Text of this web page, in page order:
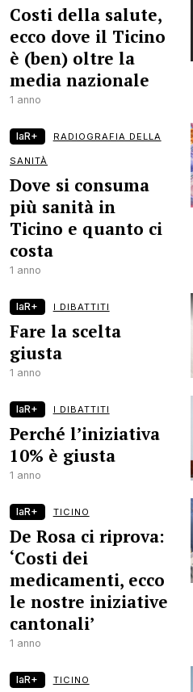
Costi della salute,
ecco dove il Ticino
è (ben) oltre la
media nazionale
1 anno
laR+ RADIOGRAFIA DELLA
SANITÀ
Dove si consuma
più sanità in
Ticino e quanto ci
costa
1 anno
laR+ I DIBATTITI
Fare la scelta
giusta
1 anno
laR+ I DIBATTITI
Perché l’iniziativa
10% è giusta
1 anno
laR+ TICINO
De Rosa ci riprova:
‘Costi dei
medicamenti, ecco
le nostre iniziative
cantonali’
1 anno
laR+ TICINO